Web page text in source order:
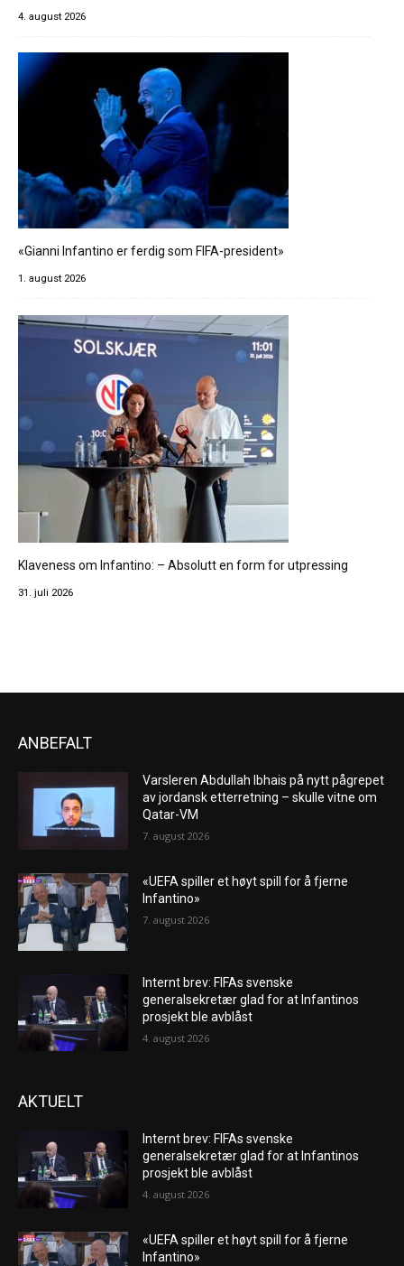
4. august 2026
«Gianni Infantino er ferdig som FIFA-president»
1. august 2026
Klaveness om Infantino: – Absolutt en form for utpressing
31. juli 2026
ANBEFALT
Varsleren Abdullah Ibhais på nytt pågrepet
av jordansk etterretning – skulle vitne om
Qatar-VM
7. august 2026
«UEFA spiller et høyt spill for å fjerne
Infantino»
7. august 2026
Internt brev: FIFAs svenske
generalsekretær glad for at Infantinos
prosjekt ble avblåst
4. august 2026
AKTUELT
Internt brev: FIFAs svenske
generalsekretær glad for at Infantinos
prosjekt ble avblåst
4. august 2026
«UEFA spiller et høyt spill for å fjerne
Infantino»